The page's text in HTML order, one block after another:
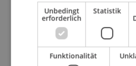
geht es aber hauptsächlich um
Singen - jede Stimmlage, jedes
Interessent ist herzlich
Unbedingt
erforderlich
Statistik
Funktionalität